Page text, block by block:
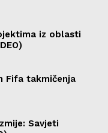
iz oblasti
Fifa takmičenja
Savjeti